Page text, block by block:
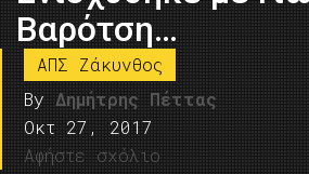
Βαρότση…
ΑΠΣ Ζάκυνθος
By Δημήτρης Πέττας
Οκτ 27, 2017
Αφήστε σχόλιο